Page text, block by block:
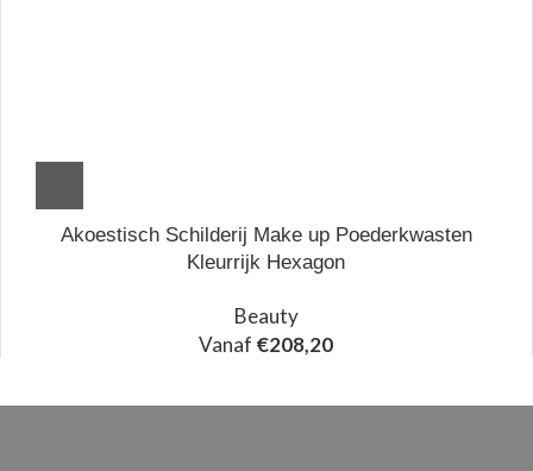
Akoestisch Schilderij Make up Poederkwasten
Kleurrijk Hexagon
Beauty
Vanaf €208,20